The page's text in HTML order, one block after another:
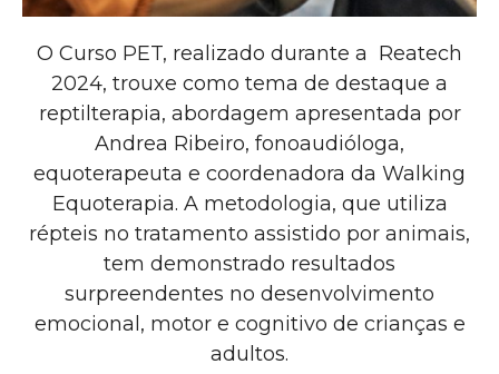
O Curso PET, realizado durante a Reatech
2024, trouxe como tema de destaque a
reptilterapia, abordagem apresentada por
Andrea Ribeiro, fonoaudióloga,
equoterapeuta e coordenadora da Walking
Equoterapia. A metodologia, que utiliza
répteis no tratamento assistido por animais,
tem demonstrado resultados
surpreendentes no desenvolvimento
emocional, motor e cognitivo de crianças e
adultos.